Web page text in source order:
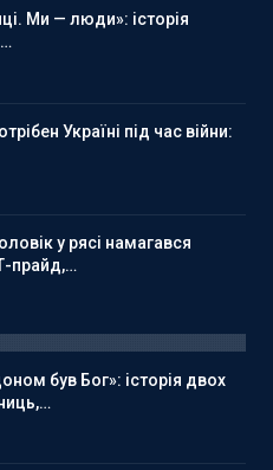
Ми — люди»: історія
Україні під час війни:
у рясі намагався
прайд,…
був Бог»: історія двох